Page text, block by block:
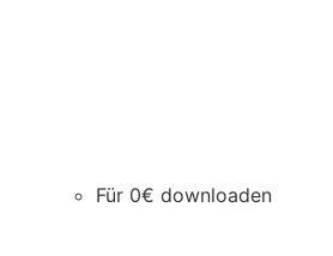
Für 0€ downloaden